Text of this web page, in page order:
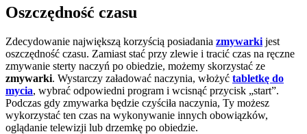
Oszczędność czasu
Zdecydowanie największą korzyścią posiadania zmywarki jest
oszczędność czasu. Zamiast stać przy zlewie i tracić czas na ręczne
zmywanie sterty naczyń po obiedzie, możemy skorzystać ze
zmywarki. Wystarczy załadować naczynia, włożyć tabletkę do
mycia, wybrać odpowiedni program i wcisnąć przycisk „start”.
Podczas gdy zmywarka będzie czyściła naczynia, Ty możesz
wykorzystać ten czas na wykonywanie innych obowiązków,
oglądanie telewizji lub drzemkę po obiedzie.